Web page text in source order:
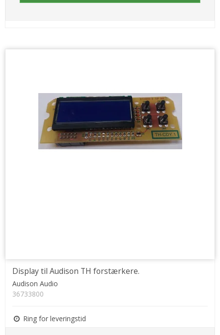
Display til Audison TH forstærkere.
Audison Audio
36733800
Ring for leveringstid